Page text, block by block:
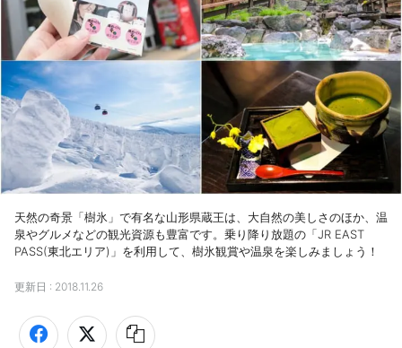
天然の奇景「樹氷」で有名な山形県蔵王は、大自然の美しさのほか、温
泉やグルメなどの観光資源も豊富です。乗り降り放題の「JR EAST
PASS(東北エリア)」を利用して、樹氷観賞や温泉を楽しみましょう！
更新日 : 2018.11.26